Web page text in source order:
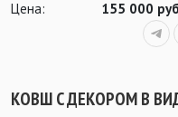
Цена:
155 000 руб
КОВШ C ДЕКОРОМ В